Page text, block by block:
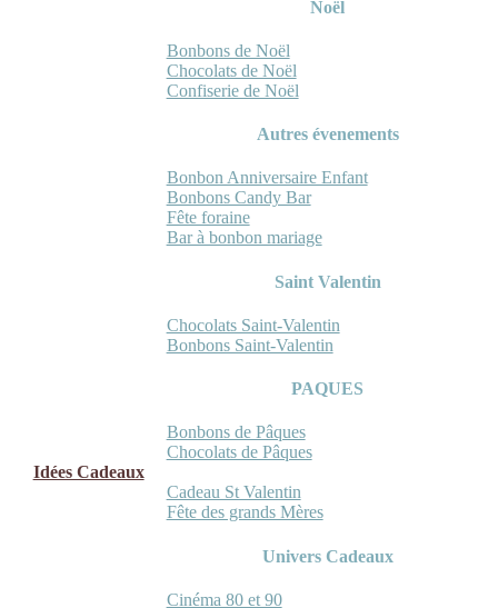
Noël
Bonbons de Noël
Chocolats de Noël
Confiserie de Noël
Autres évenements
Bonbon Anniversaire Enfant
Bonbons Candy Bar
Fête foraine
Bar à bonbon mariage
Saint Valentin
Chocolats Saint-Valentin
Bonbons Saint-Valentin
PAQUES
Bonbons de Pâques
Chocolats de Pâques
Idées Cadeaux
Cadeau St Valentin
Fête des grands Mères
Univers Cadeaux
Cinéma 80 et 90